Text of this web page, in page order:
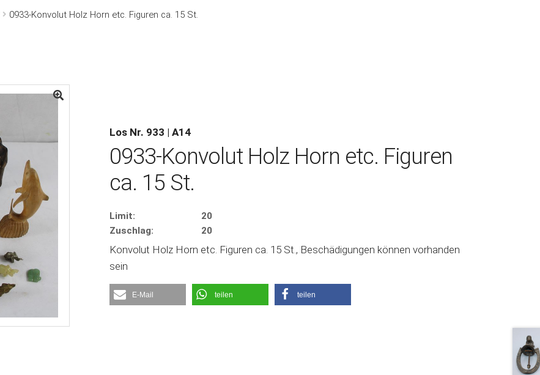
0933-Konvolut Holz Horn etc. Figuren ca. 15 St.
Los Nr. 933 | A14
0933-Konvolut Holz Horn etc. Figuren
ca. 15 St.
Limit:
20
Zuschlag:
20
Konvolut Holz Horn etc. Figuren ca. 15 St., Beschädigungen können vorhanden
sein
E-Mail teilen teilen